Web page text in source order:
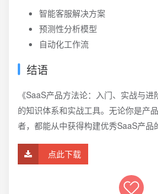
智能客服解决方案
预测性分析模型
自动化工作流
结语
《SaaS产品方法论：入门、实战与
的知识体系和实战工具。无论你是产
者，都能从中获得构建优秀SaaS产品
点此下载